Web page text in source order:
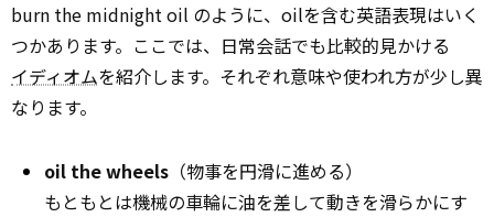
burn the midnight oil のように、oilを含む英語表現はいく
つかあります。ここでは、日常会話でも比較的見かける
イディオムを紹介します。それぞれ意味や使われ方が少し異
なります。
oil the wheels （物事を円滑に進める）
もともとは機械の車輪に油を差して動きを滑らかにす